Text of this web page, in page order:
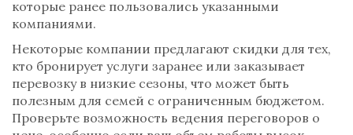
которые ранее пользовались указанными
компаниями.
Некоторые компании предлагают скидки для тех,
кто бронирует услуги заранее или заказывает
перевозку в низкие сезоны, что может быть
полезным для семей с ограниченным бюджетом.
Проверьте возможность ведения переговоров о